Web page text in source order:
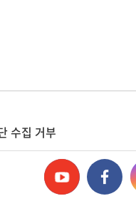
수집 거부